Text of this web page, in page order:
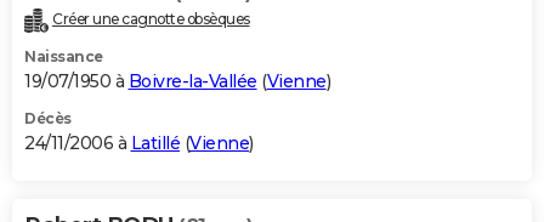
Créer une cagnotte obsèques
Naissance
19/07/1950 à Boivre-la-Vallée (Vienne)
Décès
24/11/2006 à Latillé (Vienne)